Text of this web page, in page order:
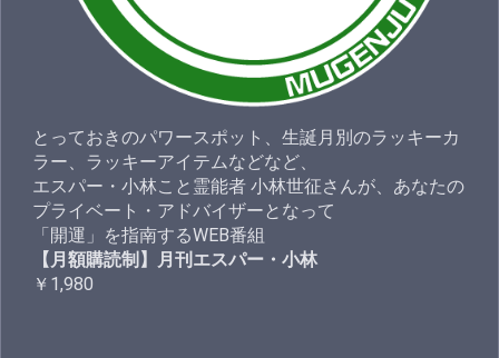
とっておきのパワースポット、生誕月別のラッキーカ
ラー、ラッキーアイテムなどなど、
エスパー・小林こと霊能者 小林世征さんが、あなたの
プライベート・アドバイザーとなって
「開運」を指南するWEB番組
【月額購読制】月刊エスパー・小林
￥1,980